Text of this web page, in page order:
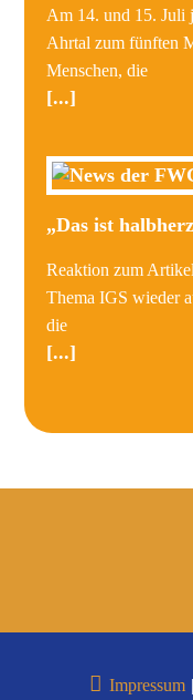
Am 14. und 15. Juli
Ahrtal zum fünften
Menschen, die
[...]
„Das ist
Reaktion zum
Thema IGS wieder
die
[...]
Impressum